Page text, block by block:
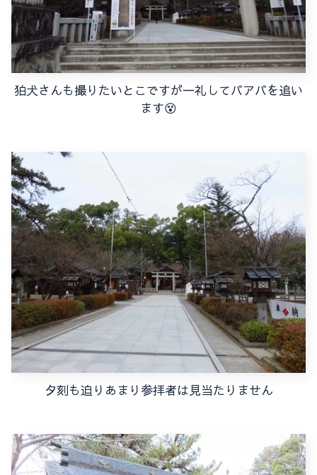
狛犬さんも撮りたいとこですが一礼してバアバを追い
ます😵
夕刻も迫りあまり参拝者は見当たりません